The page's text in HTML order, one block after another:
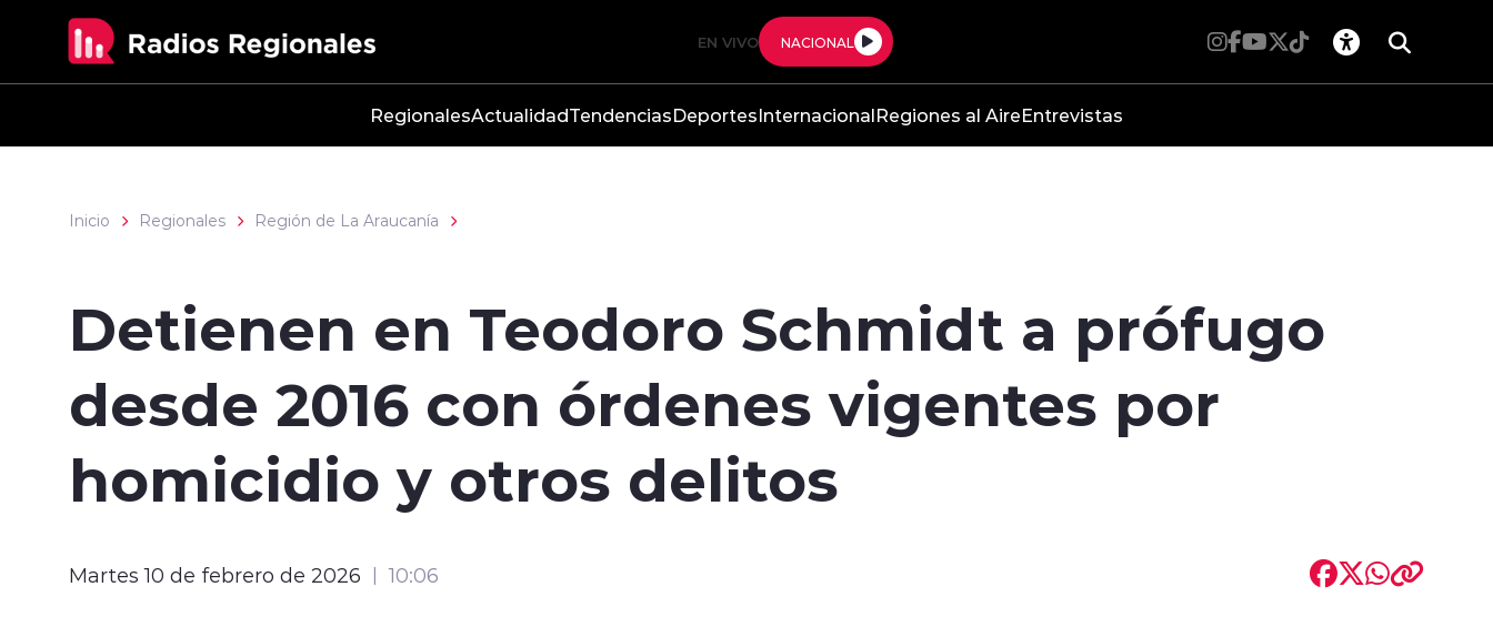
EN VIVO NACIONAL
RegionalesActualidadTendenciasDeportesInternacionalRegiones al AireEntrevistas
Inicio Regionales Región de La Araucanía
Detienen en Teodoro Schmidt a prófugo
desde 2016 con órdenes vigentes por
homicidio y otros delitos
Martes 10 de febrero de 2026 10:06